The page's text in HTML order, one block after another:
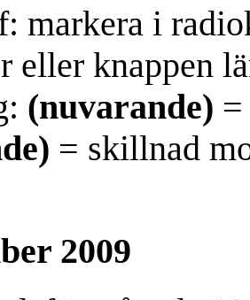
markera i
eller knappen
(nuvarande)
= skillnad
2009